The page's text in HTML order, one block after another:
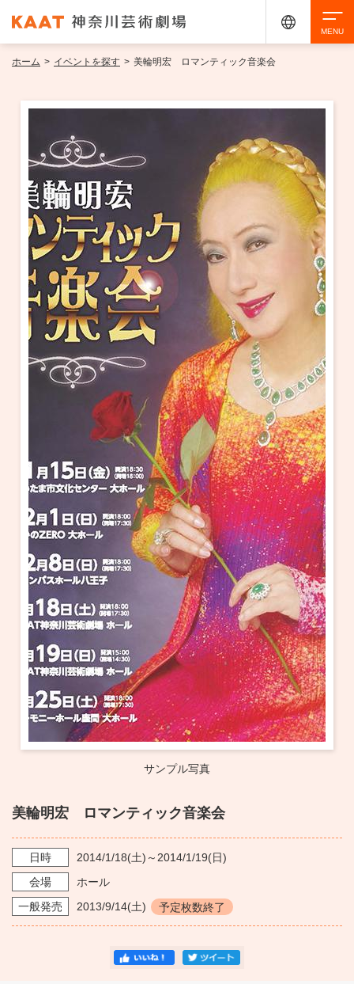
イベントを探す
・ イベント一覧
・ イベントカレンダー
ご来場案内
・ 館内サービス・アクセシビリティ
・ フロアマップ
・ レストラン/カフェ
・ よくある質問
施設を借りる
KAATについて
・ ミッション
・ 芸術監督
・ 施設概要
・ レストラン/カフェ
KAAT 神奈川芸術劇場
SNS
アクセシビリティ 交通案内
ホーム > イベントを探す > 美輪明宏 ロマンティック音楽会
サンプル写真
美輪明宏 ロマンティック音楽会
日時 2014/1/18(土)～ 2014/1/19(日)
会場
ホール
一般発売
2013/9/14(土) 予定枚数終了